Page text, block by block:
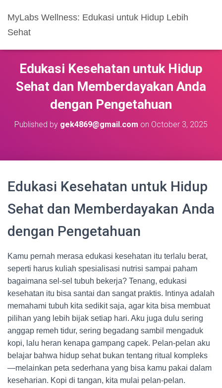
MyLabs Wellness: Edukasi untuk Hidup Lebih
Sehat
Edukasi Kesehatan untuk Hidup
Sehat dan Memberdayakan Anda
dengan Pengetahuan
Published by gek4869@gmail.com on October 3, 2025
Edukasi Kesehatan untuk Hidup
Sehat dan Memberdayakan Anda
dengan Pengetahuan
Kamu pernah merasa edukasi kesehatan itu terlalu berat,
seperti harus kuliah spesialisasi nutrisi sampai paham
bagaimana sel-sel tubuh bekerja? Tenang, edukasi
kesehatan itu bisa santai dan sangat praktis. Intinya adalah
memahami tubuh kita sedikit saja, agar kita bisa membuat
pilihan yang lebih bijak setiap hari. Aku juga dulu sering
anggap remeh tidur, sering begadang sambil mengaduk
kopi, lalu heran kenapa gampang capek. Pelan-pelan aku
belajar bahwa hidup sehat bukan tentang ritual kompleks
—melainkan peta sederhana yang bisa kamu pakai dalam
keseharian. Kopi di tangan, kita mulai pelan-pelan.